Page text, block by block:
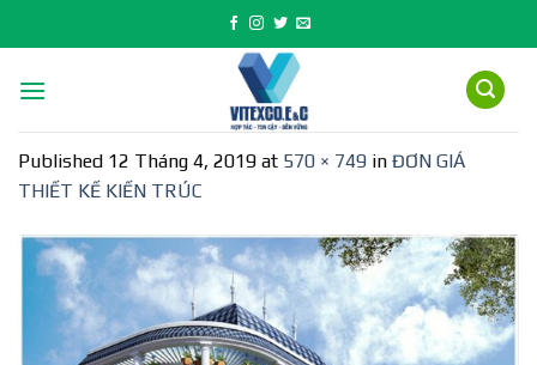
to
Published 12 Tháng 4, 2019 at 570 × 749 in ĐƠN GIÁ
THIẾT KẾ KIẾN TRÚC